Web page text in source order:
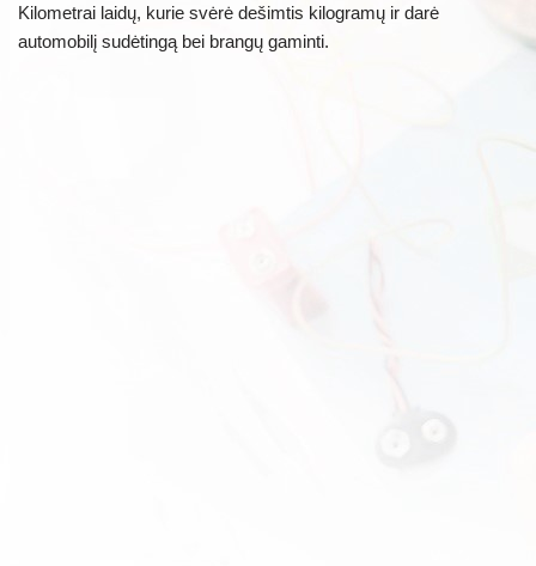
Kilometrai laidų, kurie svėrė dešimtis kilogramų ir darė
automobilį sudėtingą bei brangų gaminti.